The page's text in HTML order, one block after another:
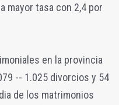
mayor tasa con 2,4 por
en la provincia
-- 1.025 divorcios y 54
de los matrimonios